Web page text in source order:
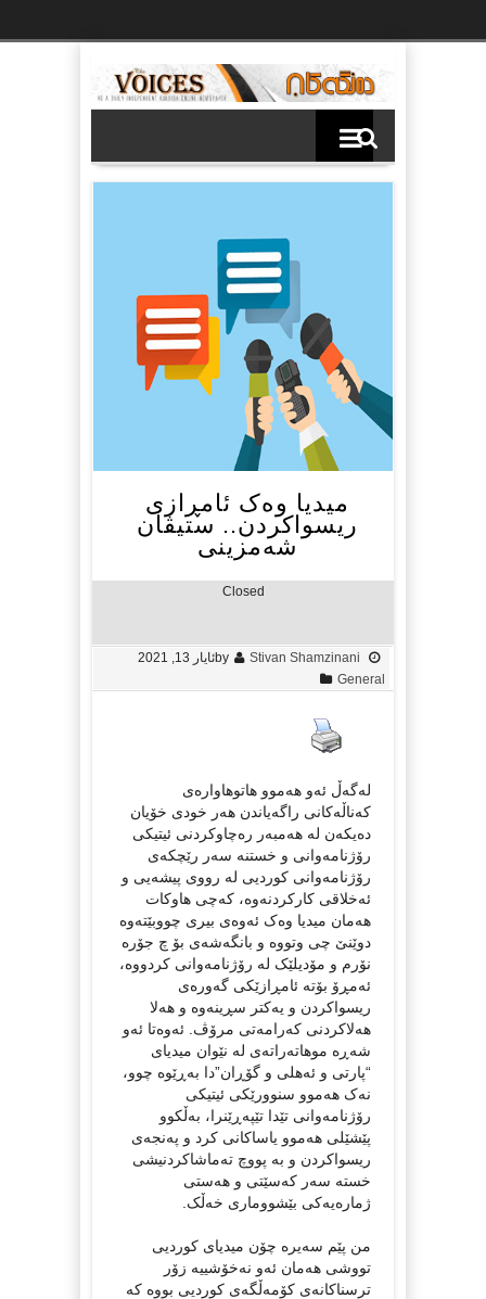
میدیا وەک ئامڕازی
ریسواکردن.. ستیڤان
شەمزینی
Closed
by Stivan Shamzinani
ئایار 13, 2021
General
لەگەڵ ئەو هەموو هاتوهاوارەی
کەناڵەکانی راگەیاندن هەر خودی خۆیان
دەیکەن لە هەمبەر رەچاوکردنی ئیتیکی
رۆژنامەوانی و خستنە سەر رێچکەی
رۆژنامەوانی کوردیی لە رووی پیشەیی و
ئەخلاقی کارکردنەوە، کەچی هاوکات
هەمان میدیا وەک ئەوەی بیری چووبێتەوە
دوێنێ چی وتووە و بانگەشەی بۆ چ جۆرە
نۆرم و مۆدیلێک لە رۆژنامەوانی کردووە،
ئەمڕۆ بۆتە ئامڕازێکی گەورەی
ریسواکردن و یەکتر سڕینەوە و هەلا
هەلاکردنی کەرامەتی مرۆڤ. ئەوەتا ئەو
شەڕە موهاتەراتەی لە نێوان میدیای
“پارتی و ئەهلی و گۆڕان”دا بەڕێوە چوو،
نەک هەموو سنوورێکی ئیتیکی
رۆژنامەوانی تێدا تێپەڕێنرا، بەڵکوو
پێشێلی هەموو یاساکانی کرد و پەنجەی
ریسواکردن و بە پووچ تەماشاکردنیشی
خستە سەر کەسێتی و هەستی
ژمارەیەکی بێشووماری خەڵک.
من پێم سەیرە چۆن میدیای کوردیی
تووشی هەمان ئەو نەخۆشییە زۆر
ترسناکانەی کۆمەڵگەی کوردیی بووە کە